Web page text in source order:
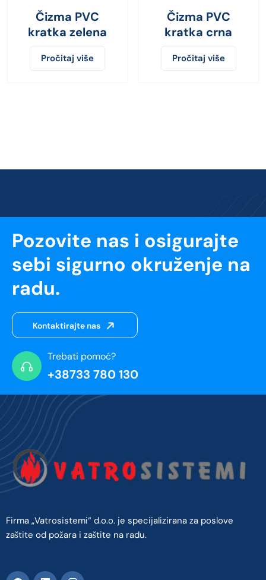
Čizma PVC
kratka zelena
Pročitaj više
Čizma PVC
kratka crna
Pročitaj više
Pozovite nas i osigurajte
sebi sigurno okruženje na
radu.
Kontaktirajte nas
Trebati pomoć?
+38733 780 130
Firma „Vatrosistemi“ d.o.o. je specijalizirana za poslove
zaštite od požara i zaštite na radu.